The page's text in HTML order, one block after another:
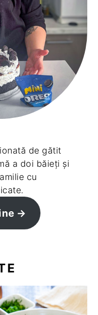
de gătit
a doi băieți și
cu